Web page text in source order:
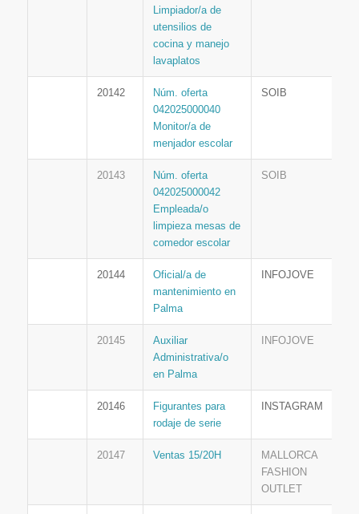
Limpiador/a de
utensilios de
cocina y manejo
lavaplatos
20142
Núm. oferta
042025000040
Monitor/a de
menjador escolar
SOIB
20143
Núm. oferta
042025000042
Empleada/o
limpieza mesas de
comedor escolar
SOIB
20144
Oficial/a de
mantenimiento en
Palma
INFOJOVE
20145
Auxiliar
Administrativa/o
en Palma
INFOJOVE
20146
Figurantes para
rodaje de serie
INSTAGRAM
20147 Ventas 15/20H
MALLORCA
FASHION
OUTLET